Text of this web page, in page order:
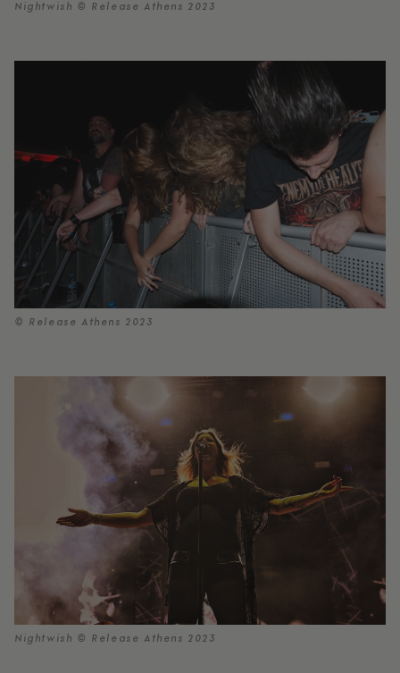
Nightwish © Release Athens 2023
© Release Athens 2023
Nightwish © Release Athens 2023